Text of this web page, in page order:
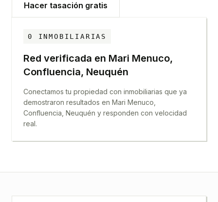
Hacer tasación gratis
0 INMOBILIARIAS
Red verificada en Mari Menuco,
Confluencia, Neuquén
Conectamos tu propiedad con inmobiliarias que ya
demostraron resultados en Mari Menuco,
Confluencia, Neuquén y responden con velocidad
real.